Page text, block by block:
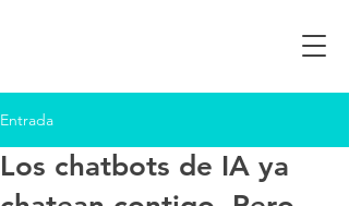
Entrada
Los chatbots de IA ya